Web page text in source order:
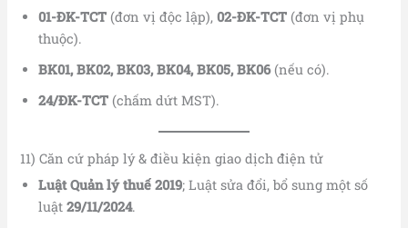
01-ĐK-TCT (đơn vị độc lập),02-ĐK-TCT (đơn vị phụ
thuộc).
BK01, BK02, BK03, BK04, BK05, BK06(nếu có).
24/ĐK-TCT (chấm dứt MST).
11) Căn cứ pháp lý & điều kiện giao dịch điện tử
Luật Quản lý thuế 2019; Luật sửa đổi, bổ sung một số
luật29/11/2024.